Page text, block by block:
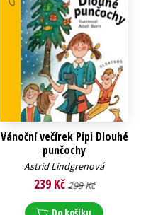
Vánoční večírek Pipi Dlouhé
punčochy
Astrid Lindgrenová
239 Kč 299 Kč